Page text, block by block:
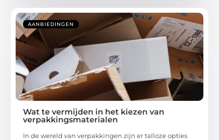
AANBIEDINGEN
Wat te vermijden in het kiezen van
verpakkingsmaterialen
In de wereld van verpakkingen zijn er talloze opties